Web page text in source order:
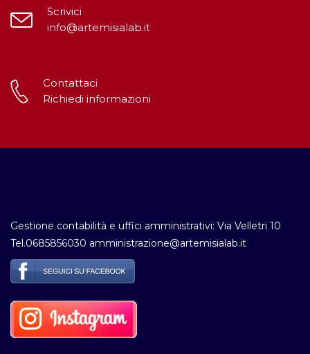
Scrivici
info@artemisialab.it
Contattaci
Richiedi informazioni
Gestione contabilità e uffici amministrativi: Via Velletri 10
Tel.0685856030 amministrazione@artemisialab.it